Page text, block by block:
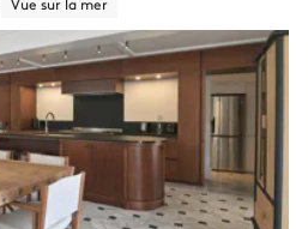
Vue sur la mer